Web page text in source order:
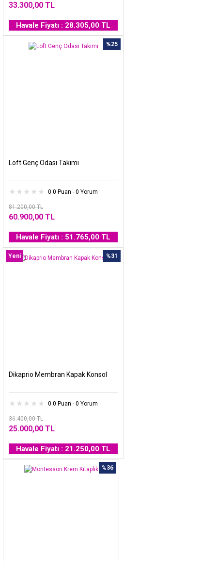
33.300,00 TL
Havale Fiyatı : 28.305,00 TL
%25
Loft Genç Odası Takımı
0.0 Puan - 0 Yorum
81.200,00 TL
60.900,00 TL
Havale Fiyatı : 51.765,00 TL
%31
Yeni
Dikaprio Membran Kapak Konsol
0.0 Puan - 0 Yorum
36.400,00 TL
25.000,00 TL
Havale Fiyatı : 21.250,00 TL
%36